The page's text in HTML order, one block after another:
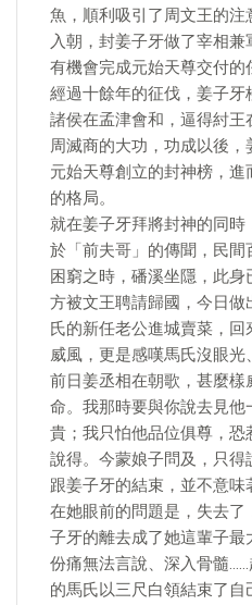
魚，順利吸引了周文王的
入朝，封姜子牙做了宰相
有機會完成元始天尊交付的
經過十餘年的征伐，姜子
諸侯在孟津會和，逼得紂
周滅商的大功，功成以後
元始天尊創立的封神榜，
的格局。
就在姜子牙拜將封神的同
於「前夫哥」的傳聞，民
困窮之時，磻溪坐隱，此
方被文王聘請歸國，今日
氏的新任老公進城賣菜，
威風，更是感嘆馬氏沒眼光
前日姜丞相在朝歌，甚麼
命。我那時要與你說去見他
貴；我只怕他品位俱尊，恐
說得。今蒙娘子問及，只
跟姜子牙的結束，並不意
在她眼前的問題是，失去
子牙的離去成了她這輩子
份痛無法言說、深入骨髓
的馬氏以三尺白領結束了自